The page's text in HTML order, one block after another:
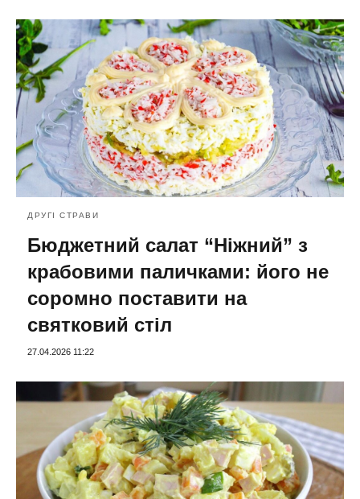
ДРУГІ СТРАВИ
Бюджетний салат “Ніжний” з
крабовими паличками: його не
соромно поставити на
святковий стіл
27.04.2026 11:22